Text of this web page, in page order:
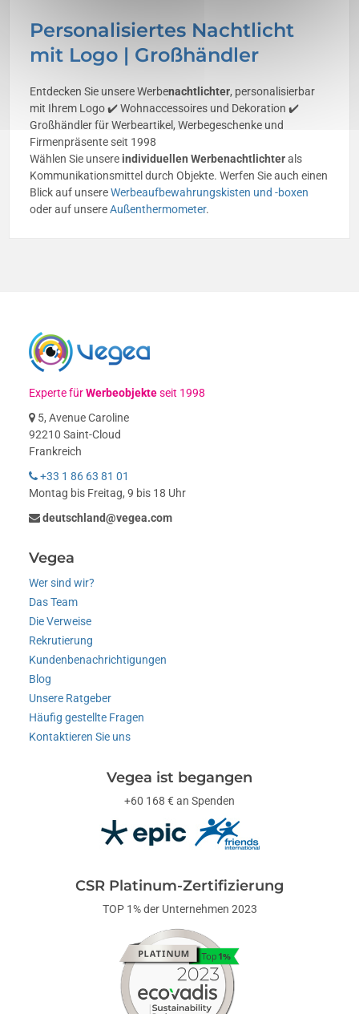
Personalisiertes Nachtlicht
mit Logo | Großhändler
Entdecken Sie unsere Werbenachtlichter, personalisierbar
mit Ihrem Logo ✔️ Wohnaccessoires und Dekoration ✔️
Großhändler für Werbeartikel, Werbegeschenke und
Firmenpräsente seit 1998
Wählen Sie unsere individuellen Werbenachtlichterals
Kommunikationsmittel durch Objekte. Werfen Sie auch einen
Blick auf unsereWerbeaufbewahrungskisten und -boxen
oder auf unsereAußenthermometer.
Experte fürWerbeobjekteseit 1998
5, Avenue Caroline
92210 Saint-Cloud
Frankreich
+33 1 86 63 81 01
Montag bis Freitag, 9 bis 18 Uhr
deutschland@vegea.com
Vegea
Wer sind wir?
Das Team
Die Verweise
Rekrutierung
Kundenbenachrichtigungen
Blog
Unsere Ratgeber
Häufig gestellte Fragen
Kontaktieren Sie uns
Vegea ist begangen
+60 168 € an Spenden
CSR Platinum-Zertifizierung
TOP 1% der Unternehmen 2023